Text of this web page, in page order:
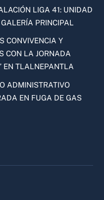
LIGA 41: UNIDAD
PRINCIPAL
CONVIVENCIA Y
CON LA JORNADA
EN TLALNEPANTLA
ADMINISTRATIVO
EN FUGA DE GAS